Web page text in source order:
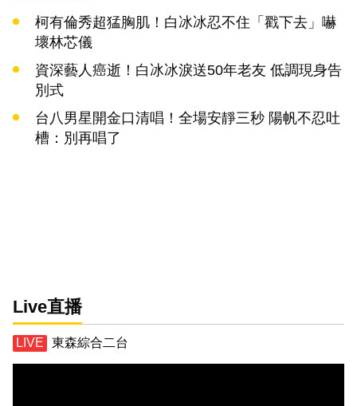
柯有倫秀超猛胸肌！白冰冰忍不住「戳下去」嚇
壞林芯儀
資深藝人癌逝！白冰冰淚送50年老友 低調現身告
別式
台八男星開金口清唱！全場安靜三秒 陽帆不忍吐
槽：別再唱了
Live直播
東森綜合二台